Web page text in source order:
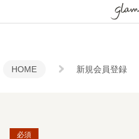
HOME 新規会員登録